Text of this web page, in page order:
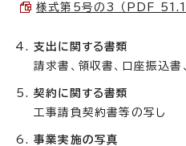
様式第5号の3 （PDF 51.1
支出に関する書類
請求書、領収書、口座振込書
契約に関する書類
工事請負契約書等の写し
事業実施の写真